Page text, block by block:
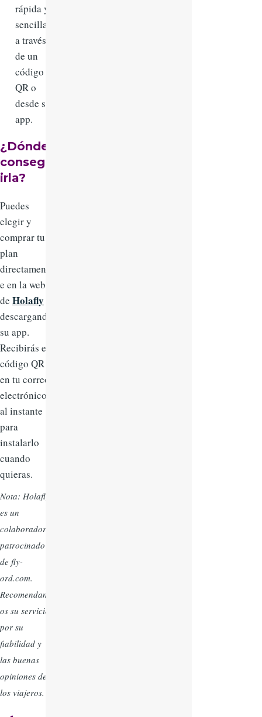
rápida y
sencilla
a través
de un
código
QR o
desde su
app.
¿Dónde
consegu
irla?
Puedes
elegir y
comprar tu
plan
directament
e en la web
de Holafly
descargando
su app.
Recibirás el
código QR
en tu correo
electrónico
al instante
para
instalarlo
cuando
quieras.
Nota: Holafly
es un
colaborador
patrocinado
de fly-
ord.com.
Recomendam
os su servicio
por su
fiabilidad y
las buenas
opiniones de
los viajeros.